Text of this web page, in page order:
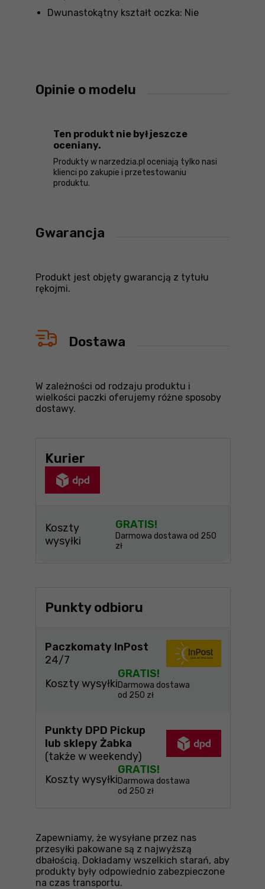
Dwunastokątny kształt oczka: Nie
Opinie o modelu
Ten produkt nie był jeszcze
oceniany.
Produkty w narzedzia.pl oceniają tylko nasi
klienci po zakupie i przetestowaniu
produktu.
Gwarancja
Produkt jest objęty gwarancją z tytułu
rękojmi.
Dostawa
W zależności od rodzaju produktu i
wielkości paczki oferujemy różne sposoby
dostawy.
Kurier
Koszty
wysyłki
GRATIS!
Darmowa dostawa od 250
zł
Punkty odbioru
Paczkomaty InPost
24/7
Koszty wysyłki
GRATIS!
Darmowa dostawa
od 250 zł
Punkty DPD Pickup
lub sklepy Żabka
(także w weekendy)
Koszty wysyłki
GRATIS!
Darmowa dostawa
od 250 zł
Zapewniamy, że wysyłane przez nas
przesyłki pakowane są z najwyższą
dbałością. Dokładamy wszelkich starań, aby
produkty były odpowiednio zabezpieczone
na czas transportu.